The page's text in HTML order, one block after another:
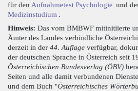
für den Aufnahmetest Psychologie und
Medizinstudium .
Hinweis: Das vom BMBWF mitinitiierte
Ämter des Landes verbindliche
derzeit in der 44. Auflage verfügbar,
der deutschen Sprache in Österreich seit
Österreichischen Bundesverlag (ÖBV)
Seiten und alle damit verbundenen
und dem Buch "Österreichisches